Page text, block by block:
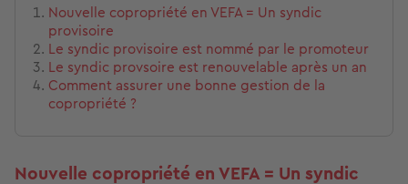
Nouvelle copropriété en VEFA = Un syndic
provisoire
Le syndic provisoire est nommé par le promoteur
Le syndic provsoire est renouvelable après un an
Comment assurer une bonne gestion de la
copropriété ?
Nouvelle copropriété en VEFA = Un syndic